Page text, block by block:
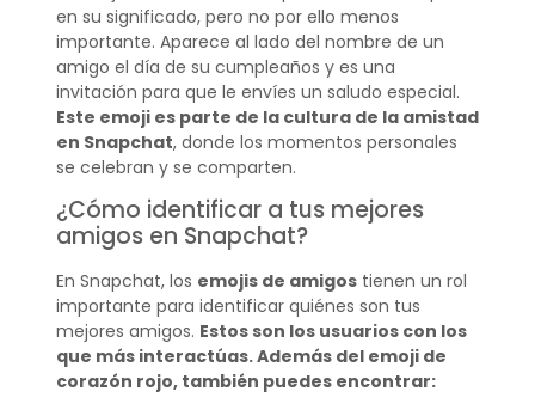
en su significado, pero no por ello menos
importante. Aparece al lado del nombre de un
amigo el día de su cumpleaños y es una
invitación para que le envíes un saludo especial.
Este emoji es parte de la cultura de la amistad
en Snapchat, donde los momentos personales
se celebran y se comparten.
¿Cómo identificar a tus mejores
amigos en Snapchat?
En Snapchat, los emojis de amigostienen un rol
importante para identificar quiénes son tus
mejores amigos. Estos son los usuarios con los
que más interactúas. Además del emoji de
corazón rojo, también puedes encontrar: